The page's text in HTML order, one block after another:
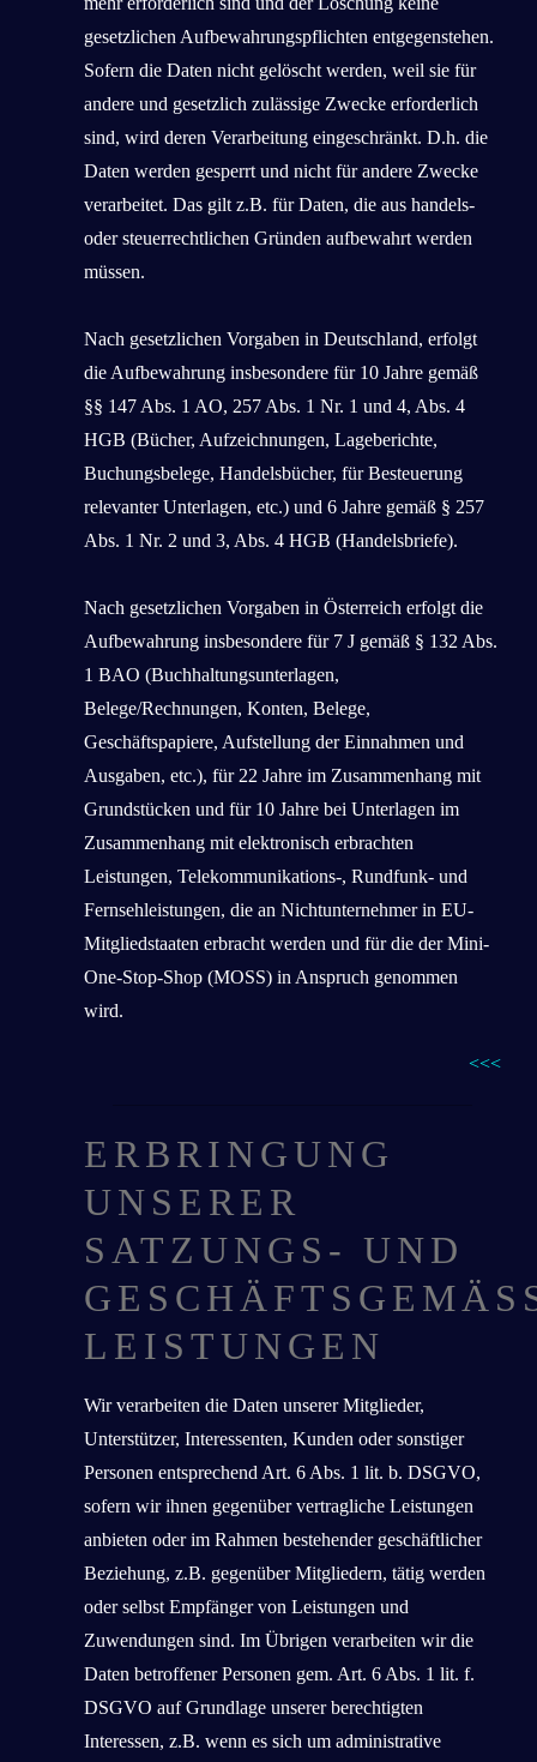
gesetzlichen Aufbewahrungspflichten entgegenstehen.
Sofern die Daten nicht gelöscht werden, weil sie für
andere und gesetzlich zulässige Zwecke erforderlich
sind, wird deren Verarbeitung eingeschränkt. D.h. die
Daten werden gesperrt und nicht für andere Zwecke
verarbeitet. Das gilt z.B. für Daten, die aus handels-
oder steuerrechtlichen Gründen aufbewahrt werden
müssen.
Nach gesetzlichen Vorgaben in Deutschland, erfolgt
die Aufbewahrung insbesondere für 10 Jahre gemäß
§§ 147 Abs. 1 AO, 257 Abs. 1 Nr. 1 und 4, Abs. 4
HGB (Bücher, Aufzeichnungen, Lageberichte,
Buchungsbelege, Handelsbücher, für Besteuerung
relevanter Unterlagen, etc.) und 6 Jahre gemäß § 257
Abs. 1 Nr. 2 und 3, Abs. 4 HGB (Handelsbriefe).
Nach gesetzlichen Vorgaben in Österreich erfolgt die
Aufbewahrung insbesondere für 7 J gemäß § 132 Abs.
1 BAO (Buchhaltungsunterlagen,
Belege/Rechnungen, Konten, Belege,
Geschäftspapiere, Aufstellung der Einnahmen und
Ausgaben, etc.), für 22 Jahre im Zusammenhang mit
Grundstücken und für 10 Jahre bei Unterlagen im
Zusammenhang mit elektronisch erbrachten
Leistungen, Telekommunikations-, Rundfunk- und
Fernsehleistungen, die an Nichtunternehmer in EU-
Mitgliedstaaten erbracht werden und für die der Mini-
One-Stop-Shop (MOSS) in Anspruch genommen
wird.
<<<
ERBRINGUNG
UNSERER
SATZUNGS- UND
EISTUNGEN
Wir verarbeiten die Daten unserer Mitglieder,
Unterstützer, Interessenten, Kunden oder sonstiger
Personen entsprechend Art. 6 Abs. 1 lit. b. DSGVO,
sofern wir ihnen gegenüber vertragliche Leistungen
anbieten oder im Rahmen bestehender geschäftlicher
Beziehung, z.B. gegenüber Mitgliedern, tätig werden
oder selbst Empfänger von Leistungen und
Zuwendungen sind. Im Übrigen verarbeiten wir die
Daten betroffener Personen gem. Art. 6 Abs. 1 lit. f.
DSGVO auf Grundlage unserer berechtigten
Interessen, z.B. wenn es sich um administrative